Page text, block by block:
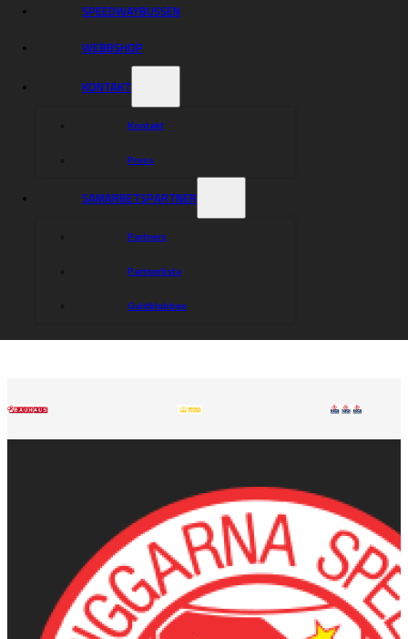
SPEEDWAYBUSSEN
WEBBSHOP
KONTAKT
Kontakt
Press
SAMARBETSPARTNER
Partners
Partnerlista
Guldklubben